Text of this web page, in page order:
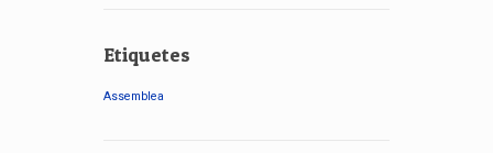
Etiquetes
Assemblea